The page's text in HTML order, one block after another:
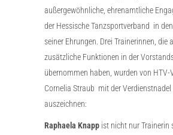
außergewöhnliche, ehrenamtliche
der Hessische Tanzsportverband in
seiner Ehrungen. Drei Trainerinnen, die
zusätzliche Funktionen in der
übernommen haben, wurden von HTV-
Cornelia Straub mit der Verdienstnadel
auszeichnen:
Raphaela Knapp ist nicht nur Trainerin